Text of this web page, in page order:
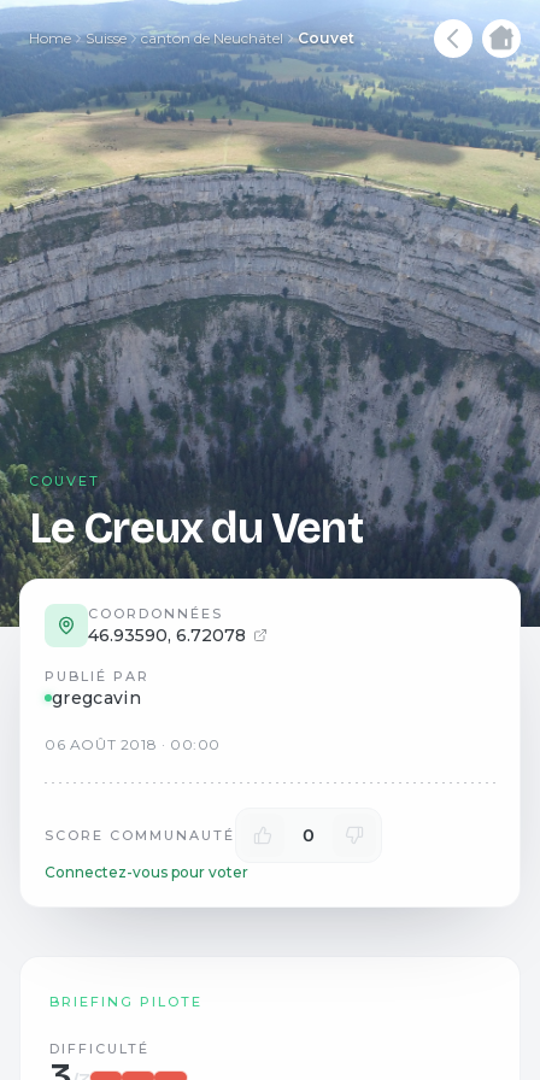
Home Suisse canton de Neuchâtel Couvet
COUVET
Le Creux du Vent
COORDONNÉES
46.93590, 6.72078
PUBLIÉ PAR
gregcavin
06 AOÛT 2018 · 00:00
SCORE COMMUNAUTÉ 0
Connectez-vous pour voter
BRIEFING PILOTE
DIFFICULTÉ